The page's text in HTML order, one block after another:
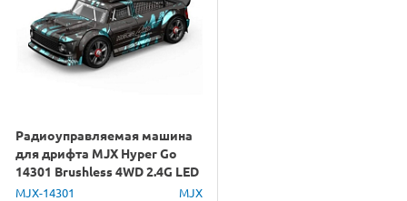
Радиоуправляемая машина
для дрифта MJX Hyper Go
14301 Brushless 4WD 2.4G LED
1/14 RTR
MJX-14301 MJX